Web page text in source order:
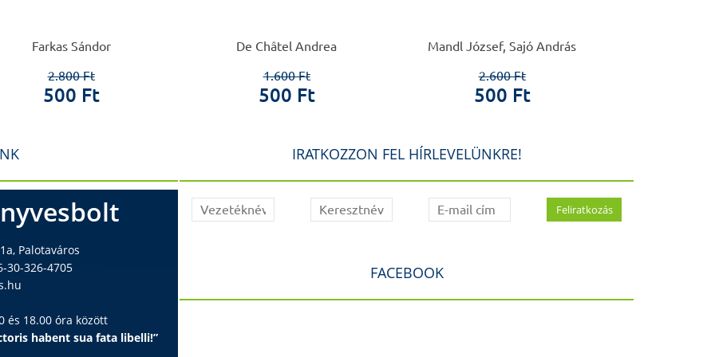
Farkas Sándor
2.800 Ft
500 Ft
De Châtel Andrea
1.600 Ft
500 Ft
Mandl József, Sajó András
2.600 Ft
500 Ft
Palotaváros
30-326-4705
és 18.00 óra között
habent sua fata libelli!”
IRATKOZZON FEL HÍRLEVELÜNKRE!
FACEBOOK